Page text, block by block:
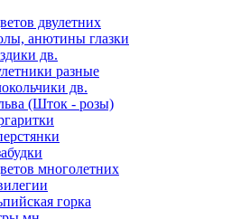
двулетних
анютины глазки
дв.
разные
дв.
(Шток - розы)
многолетних
горка